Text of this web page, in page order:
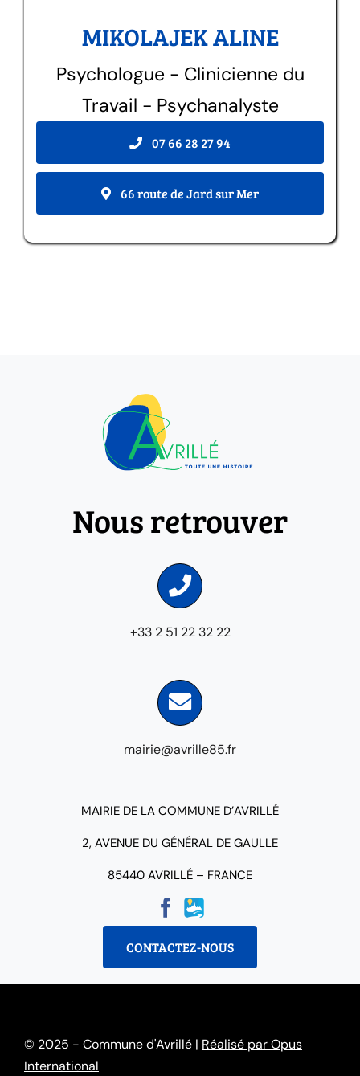
MIKOLAJEK ALINE
Psychologue - Clinicienne du
Travail - Psychanalyste
07 66 28 27 94
66 route de Jard sur Mer
Nous retrouver
+33 2 51 22 32 22
mairie@avrille85.fr
MAIRIE DE LA COMMUNE D’AVRILLÉ
2, AVENUE DU GÉNÉRAL DE GAULLE
85440 AVRILLÉ – FRANCE
CONTACTEZ-NOUS
© 2025 - Commune d'Avrillé | Réalisé par Opus
International